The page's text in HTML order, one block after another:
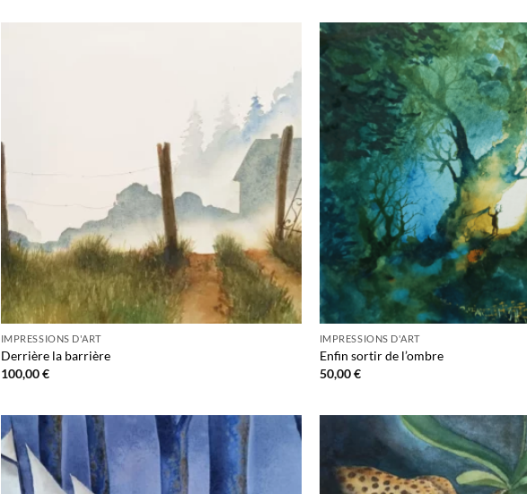
IMPRESSIONS D'ART
Derrière la barrière
100,00€
IMPRESSIONS D'ART
Enfin sortir de l’ombre
50,00€